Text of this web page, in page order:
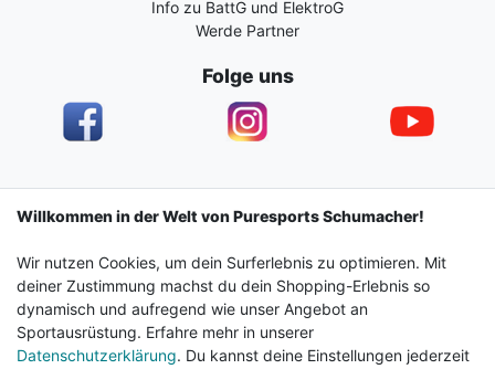
Info zu BattG und ElektroG
Werde Partner
Folge uns
Impressum Daten­schutz­erklärung AGB
Barrierefreiheitserklärung Widerrufs­recht
Vertrag widerrufen Kontakt
Willkommen in der Welt von Puresports Schumacher!
Wir nutzen Cookies, um dein Surferlebnis zu optimieren. Mit
deiner Zustimmung machst du dein Shopping-Erlebnis so
dynamisch und aufregend wie unser Angebot an
Sportausrüstung. Erfahre mehr in unserer
Datenschutzerklärung. Du kannst deine Einstellungen jederzeit